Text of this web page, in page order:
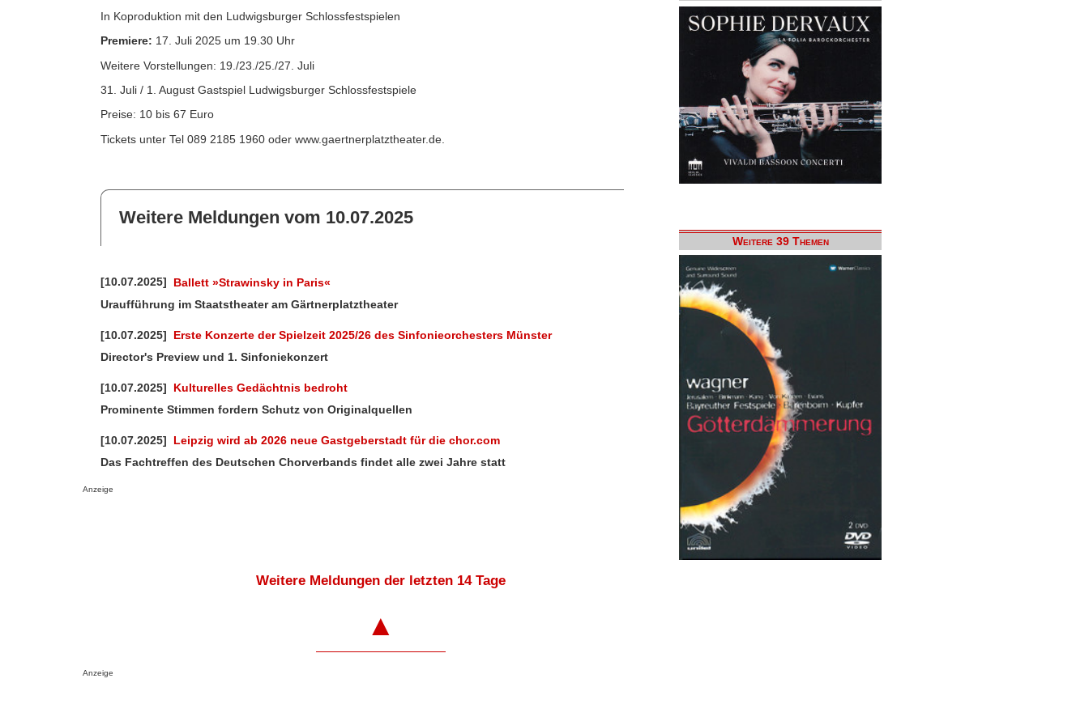
In Koproduktion mit den Ludwigsburger Schlossfestspielen
Premiere: 17. Juli 2025 um 19.30 Uhr
Weitere Vorstellungen: 19./23./25./27. Juli
31. Juli / 1. August Gastspiel Ludwigsburger Schlossfestspiele
Preise: 10 bis 67 Euro
Tickets unter Tel 089 2185 1960 oder www.gaertnerplatztheater.de.
Weitere Meldungen vom 10.07.2025
[10.07.2025]
Ballett »Strawinsky in Paris«
Uraufführung im Staatstheater am Gärtnerplatztheater
[10.07.2025]
Erste Konzerte der Spielzeit 2025/26 des Sinfonieorchesters Münster
Director's Preview und 1. Sinfoniekonzert
[10.07.2025]
Kulturelles Gedächtnis bedroht
Prominente Stimmen fordern Schutz von Originalquellen
[10.07.2025]
Leipzig wird ab 2026 neue Gastgeberstadt für die chor.com
Das Fachtreffen des Deutschen Chorverbands findet alle zwei Jahre statt
Anzeige
Weitere Meldungen der letzten 14 Tage
▲
Anzeige
Weitere 39 Themen